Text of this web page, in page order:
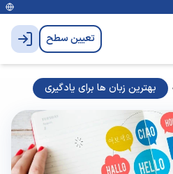
تعیین سطح
بهترین زبان ها برای یادگیری